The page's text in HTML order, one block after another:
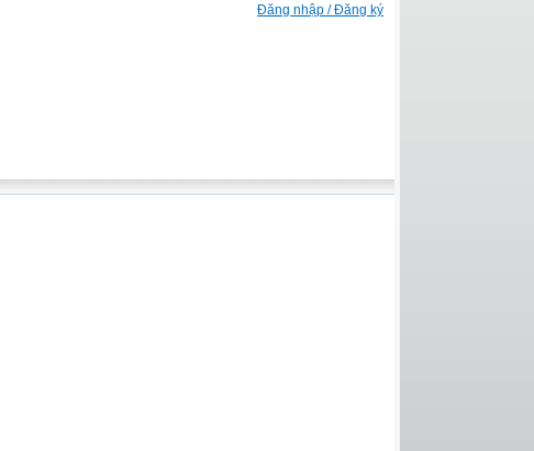
Đăng nhập / Đăng ký